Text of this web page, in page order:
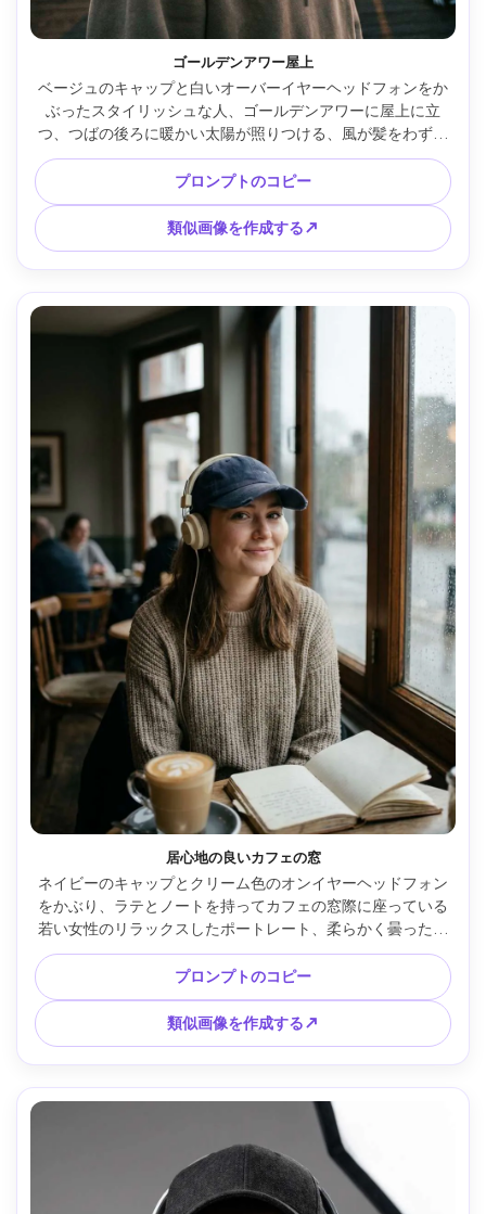
ゴールデンアワー屋上
ベージュのキャップと白いオーバーイヤーヘッドフォンをか
ぶったスタイリッシュな人、ゴールデンアワーに屋上に立
つ、つばの後ろに暖かい太陽が照りつける、風が髪をわずか
に持ち上げる、ストリートウェアのパーカーとレイヤードチ
ェーン、シティスカイラインボケ、Canon R5 50mm f/1.2で
撮影、ハーフボディポートレート、柔らかく暖かいハイライ
ト、フォトリアルな肌と生地の質感、現代のライフスタイル
社説 --ar 4:5
プロンプトのコピー
類似画像を作成する↗
居心地の良いカフェの窓
ネイビーのキャップとクリーム色のオンイヤーヘッドフォン
をかぶり、ラテとノートを持ってカフェの窓際に座っている
若い女性のリラックスしたポートレート、柔らかく曇った窓
の光、背景の常連客がぼやけ、優しい笑顔、富士フイルム
GFX100 80mm で撮影、浅い被写界深度、落ち着いたフィル
ムトーン、超リアル、鮮明な目、居心地の良い美学 --ar 4:5
プロンプトのコピー
類似画像を作成する↗